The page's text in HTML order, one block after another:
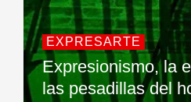
EXPRESARTE
Expresionismo, la
las pesadillas del